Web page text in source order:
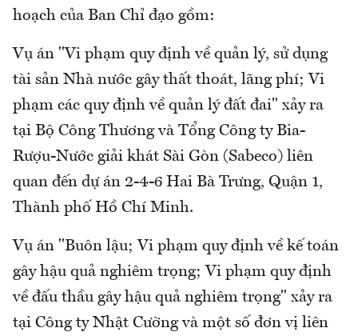
hoạch của Ban Chỉ đạo gồm:
Vụ án "Vi phạm quy định về quản lý, sử dụng
tài sản Nhà nước gây thất thoát, lãng phí; Vi
phạm các quy định về quản lý đất đai" xảy ra
tại Bộ Công Thương và Tổng Công ty Bia-
Rượu-Nước giải khát Sài Gòn (Sabeco) liên
quan đến dự án 2-4-6 Hai Bà Trưng, Quận 1,
Thành phố Hồ Chí Minh.
Vụ án "Buôn lậu; Vi phạm quy định về kế toán
gây hậu quả nghiêm trọng; Vi phạm quy định
về đấu thầu gây hậu quả nghiêm trọng" xảy ra
tại Công ty Nhật Cường và một số đơn vị liên